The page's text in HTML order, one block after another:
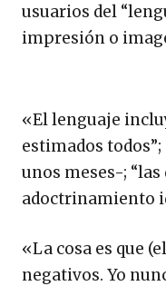
usuarios del
impresión o
«El lenguaje
estimados todos”;
unos meses-;
adoctrinamiento
«La cosa es que
negativos. Yo